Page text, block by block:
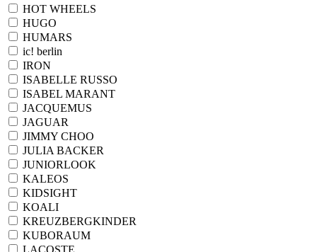
HOT WHEELS
HUGO
HUMARS
ic! berlin
IRON
ISABELLE RUSSO
ISABEL MARANT
JACQUEMUS
JAGUAR
JIMMY CHOO
JULIA BACKER
JUNIORLOOK
KALEOS
KIDSIGHT
KOALI
KREUZBERGKINDER
KUBORAUM
LACOSTE